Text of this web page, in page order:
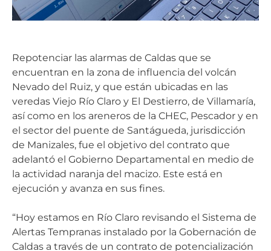
Repotenciar las alarmas de Caldas que se
encuentran en la zona de influencia del volcán
Nevado del Ruiz, y que están ubicadas en las
veredas Viejo Río Claro y El Destierro, de Villamaría,
así como en los areneros de la CHEC, Pescador y en
el sector del puente de Santágueda, jurisdicción
de Manizales, fue el objetivo del contrato que
adelantó el Gobierno Departamental en medio de
la actividad naranja del macizo. Este está en
ejecución y avanza en sus fines.
“Hoy estamos en Río Claro revisando el Sistema de
Alertas Tempranas instalado por la Gobernación de
Caldas a través de un contrato de potencialización